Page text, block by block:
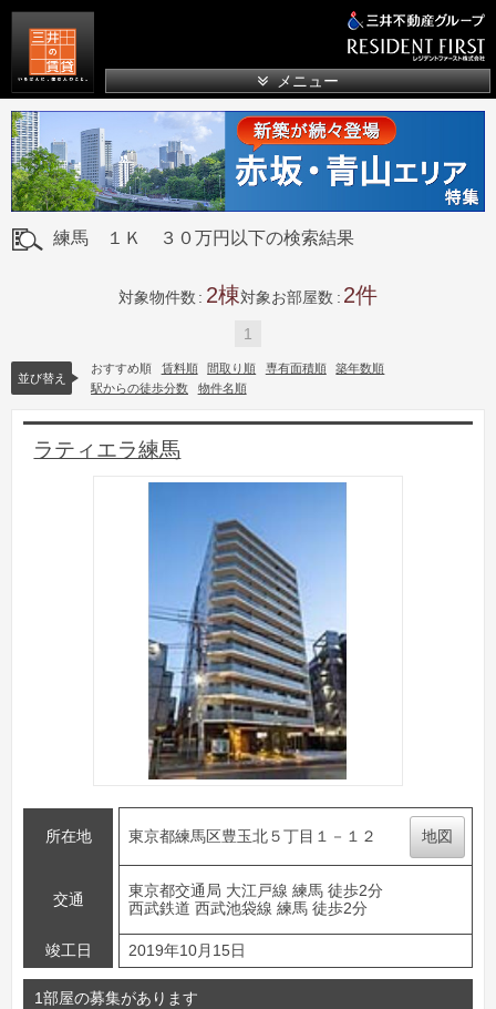
メニュー
練馬 １Ｋ ３０万円以下の検索結果
対象物件数 2 対象お部屋数 2
1
並び替え
おすすめ順 賃料順 間取り順 専有面積順
築年数順
駅からの徒歩分数
物件名順
ラティエラ練馬
所在地 東京都練馬区豊玉北５丁目１－１２ 地図
交通
東京都交通局 大江戸線 練馬 徒歩2分
西武鉄道 西武池袋線 練馬 徒歩2分
竣工日 2019年10月15日
1部屋の募集があります